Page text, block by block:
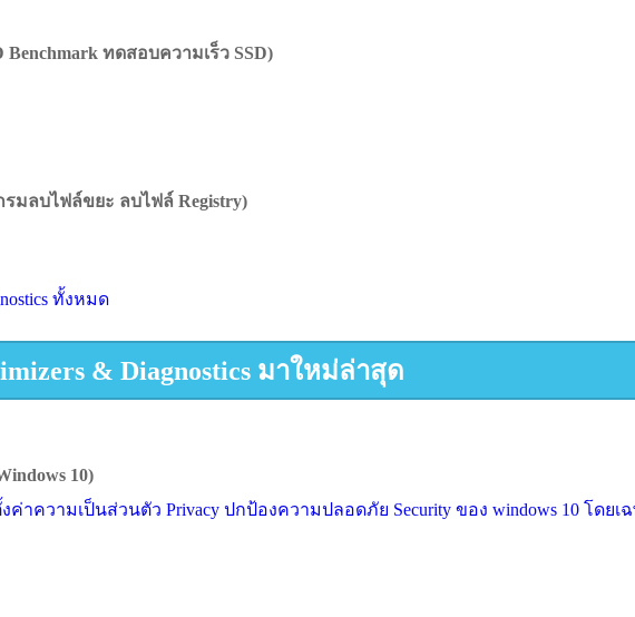
Benchmark ทดสอบความเร็ว SSD)
รมลบไฟล์ขยะ ลบไฟล์ Registry)
ทั้งหมด
& Diagnostics มาใหม่ล่าสุด
10)
ค่าความเป็นส่วนตัว Privacy ปกป้องความปลอดภัย Security ของ windows 10 โด